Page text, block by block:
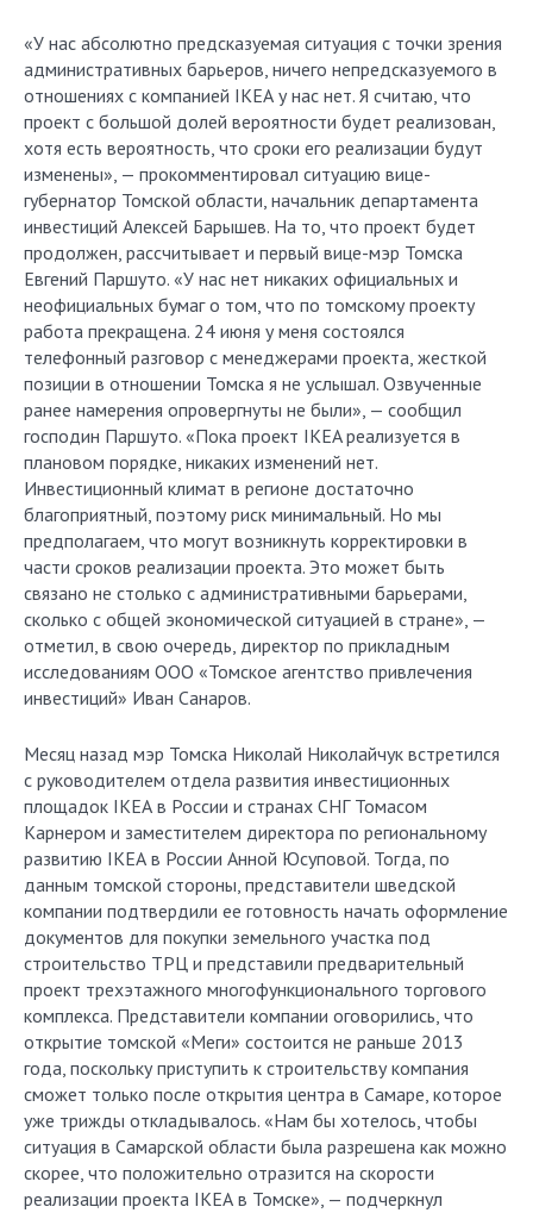
«У нас абсолютно предсказуемая ситуация с точки зрения
административных барьеров, ничего непредсказуемого в
отношениях с компанией IКЕА у нас нет. Я считаю, что
проект с большой долей вероятности будет реализован,
хотя есть вероятность, что сроки его реализации будут
изменены», — прокомментировал ситуацию вице-
губернатор Томской области, начальник департамента
инвестиций Алексей Барышев. На то, что проект будет
продолжен, рассчитывает и первый вице-мэр Томска
Евгений Паршуто. «У нас нет никаких официальных и
неофициальных бумаг о том, что по томскому проекту
работа прекращена. 24 июня у меня состоялся
телефонный разговор с менеджерами проекта, жесткой
позиции в отношении Томска я не услышал. Озвученные
ранее намерения опровергнуты не были», — сообщил
господин Паршуто. «Пока проект IKEA реализуется в
плановом порядке, никаких изменений нет.
Инвестиционный климат в регионе достаточно
благоприятный, поэтому риск минимальный. Но мы
предполагаем, что могут возникнуть корректировки в
части сроков реализации проекта. Это может быть
связано не столько с административными барьерами,
сколько с общей экономической ситуацией в стране», —
отметил, в свою очередь, директор по прикладным
исследованиям ООО «Томское агентство привлечения
инвестиций» Иван Санаров.
Месяц назад мэр Томска Николай Николайчук встретился
с руководителем отдела развития инвестиционных
площадок IКЕА в России и странах СНГ Томасом
Карнером и заместителем директора по региональному
развитию IКЕА в России Анной Юсуповой. Тогда, по
данным томской стороны, представители шведской
компании подтвердили ее готовность начать оформление
документов для покупки земельного участка под
строительство ТРЦ и представили предварительный
проект трехэтажного многофункционального торгового
комплекса. Представители компании оговорились, что
открытие томской «Меги» состоится не раньше 2013
года, поскольку приступить к строительству компания
сможет только после открытия центра в Самаре, которое
уже трижды откладывалось. «Нам бы хотелось, чтобы
ситуация в Самарской области была разрешена как можно
скорее, что положительно отразится на скорости
реализации проекта IКЕА в Томске», — подчеркнул